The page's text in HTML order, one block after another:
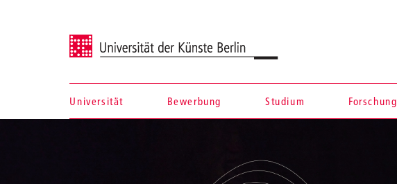
Universität der Künste Berlin
Universität Bewerbung Studium Forschung